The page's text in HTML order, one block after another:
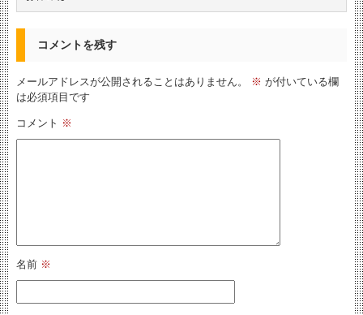
コメントを残す
メールアドレスが公開されることはありません。 ※ が付いている欄
は必須項目です
コメント ※
名前 ※